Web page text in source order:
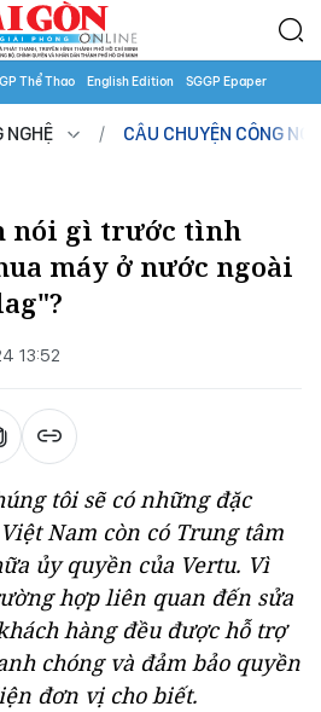
Thể Thao English Edition SGGP Epaper
NGHỆ CÂU CHUYỆN CÔNG
nói gì trước tình
máy ở nước ngoài
13:52
tôi sẽ có những đặc
Nam còn có Trung tâm
ủy quyền của Vertu. Vì
hợp liên quan đến sửa
hàng đều được hỗ trợ
chóng và đảm bảo quyền
đơn vị cho biết.